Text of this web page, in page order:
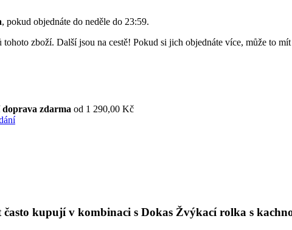
, pokud objednáte do neděle do 23:59.
tohoto zboží. Další jsou na cestě! Pokud si jich objednáte více, může to
zdarma od 1 290,00 Kč
kupují v kombinaci s Dokas Žvýkací rolka s